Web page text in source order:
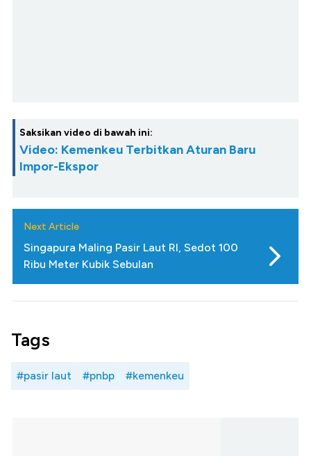
Saksikan video di bawah ini:
Video: Kemenkeu Terbitkan Aturan Baru
Impor-Ekspor
Next Article
Singapura Maling Pasir Laut RI, Sedot 100
Ribu Meter Kubik Sebulan
Tags
#pasir laut #pnbp #kemenkeu